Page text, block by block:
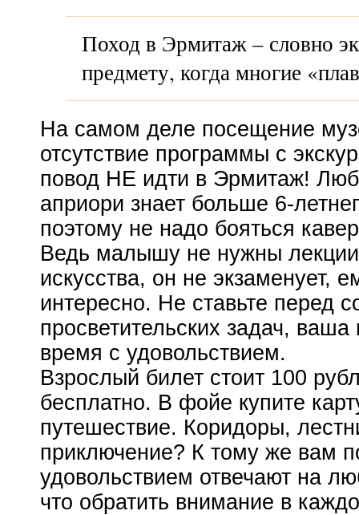
Поход в Эрмитаж – словно
предмету, когда многие
На самом деле посещение
отсутствие программы с
повод НЕ идти в Эрмитаж!
априори знает больше 6-
поэтому не надо бояться
Ведь малышу не нужны
искусства, он не экзаменует,
интересно. Не ставьте перед
просветительских задач, ваша
время с удовольствием.
Взрослый билет стоит 100
бесплатно. В фойе купите
путешествие. Коридоры,
приключение? К тому же вам
удовольствием отвечают на
что обратить внимание в